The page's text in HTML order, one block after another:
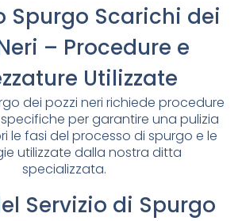
Spurgo Scarichi dei
– Procedure e
Utilizzate
dei pozzi neri richiede procedure
per garantire una pulizia
le fasi del processo di spurgo e le
utilizzate dalla nostra ditta
specializzata.
Servizio di Spurgo